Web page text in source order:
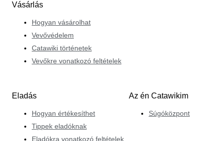
Vásárlás
Hogyan vásárolhat
Vevővédelem
Catawiki történetek
Vevőkre vonatkozó feltételek
Eladás
Hogyan értékesíthet
Tippek eladóknak
Eladókra vonatkozó feltételek
Az én Catawikim
Súgóközpont